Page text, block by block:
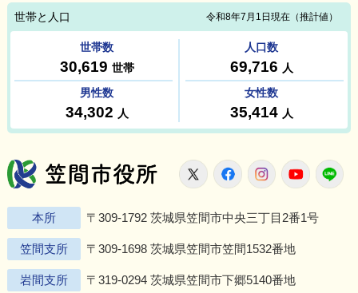
笠間市役所
X FacebookInstagram
本所 〒309-1792 茨城県笠間市中央三丁目2番1号
笠間支所 〒309-1698 茨城県笠間市笠間1532番地
岩間支所 〒319-0294 茨城県笠間市下郷5140番地